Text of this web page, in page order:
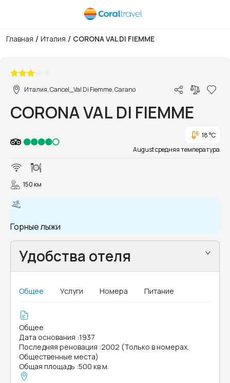
Главная / Италия / CORONA VAL DI FIEMME
Италия, Cancel_Val Di Fiemme, Carano
CORONA VAL DI FIEMME
18 °C
August средняя температура
150 км
Горные лыжи
Удобства отеля
Общее Услуги Номера Питание
Общее
Дата основания :1937
Последняя реновация :2002 (Только в номерах,
Общественные места)
Общая площадь :500 кв.м.